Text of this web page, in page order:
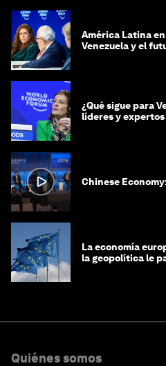
América Latina
Venezuela y el
¿Qué sigue para
líderes y expertos
Chinese
La economía
la geopolítica le
Quiénes somos